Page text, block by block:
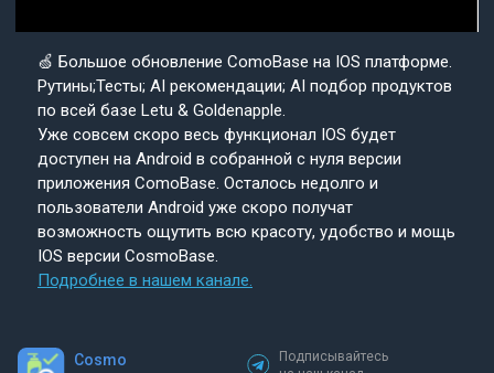
🍏 Большое обновление ComoBase на IOS платформе.
Рутины;Тесты; AI рекомендации; AI подбор продуктов
по всей базе Letu & Goldenapple.
Уже совсем скоро весь функционал IOS будет
доступен на Android в собранной с нуля версии
приложения ComoBase. Осталось недолго и
пользователи Android уже скоро получат
возможность ощутить всю красоту, удобство и мощь
IOS версии CosmoBase.
Подробнее в нашем канале.
Cosmo
Подписывайтесь